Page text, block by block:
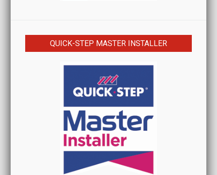
QUICK-STEP MASTER INSTALLER